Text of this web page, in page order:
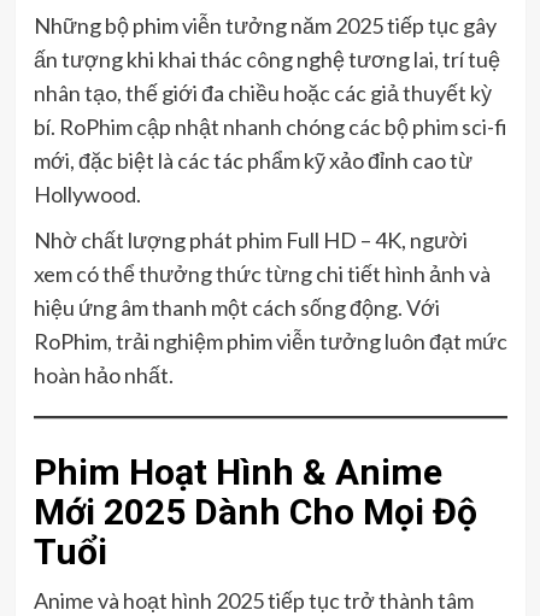
Những bộ phim viễn tưởng năm 2025 tiếp tục gây
ấn tượng khi khai thác công nghệ tương lai, trí tuệ
nhân tạo, thế giới đa chiều hoặc các giả thuyết kỳ
bí. RoPhim cập nhật nhanh chóng các bộ phim sci-fi
mới, đặc biệt là các tác phẩm kỹ xảo đỉnh cao từ
Hollywood.
Nhờ chất lượng phát phim Full HD – 4K, người
xem có thể thưởng thức từng chi tiết hình ảnh và
hiệu ứng âm thanh một cách sống động. Với
RoPhim, trải nghiệm phim viễn tưởng luôn đạt mức
hoàn hảo nhất.
Phim Hoạt Hình & Anime
Mới 2025 Dành Cho Mọi Độ
Tuổi
Anime và hoạt hình 2025 tiếp tục trở thành tâm